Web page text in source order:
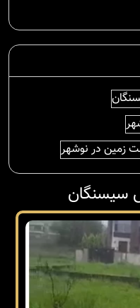
زمین در نوشهر
سیسنگان